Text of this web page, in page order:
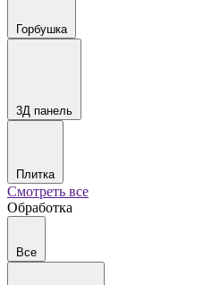
Горбушка
3Д панель
Плитка
Смотреть все
Обработка
Все